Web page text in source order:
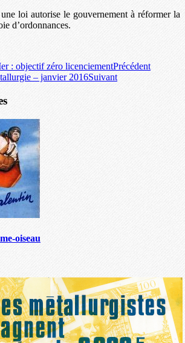
loi autorise le gouvernement à réformer la
d’ordonnances.
: objectif zéro licenciementPrécédent
– janvier 2016Suivant
oiseau